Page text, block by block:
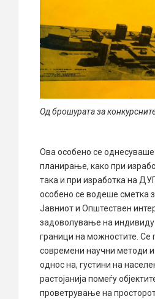
Од брошурата за
Ова особено се
планирање, како при
така и при изработка на
особено се водеше сметка
Јавниот и Општествен
задоволување на
граници на можностите. Се
современи научни методи
однос на, густини на
растојанија помеѓу
проветрување на